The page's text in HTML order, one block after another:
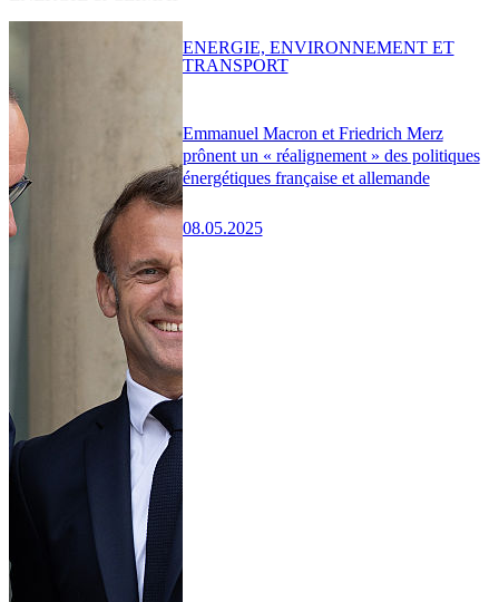
Emmanuel Macron et Friedrich Merz
prônent un « réalignement » des politiques
énergétiques française et allemande
08.05.2025
ENERGIE, ENVIRONNEMENT ET
TRANSPORT